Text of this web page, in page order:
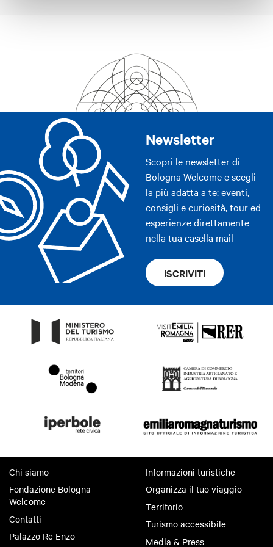
Newsletter
Scopri le newsletter di
Bologna Welcome e scegli
la più adatta a te: eventi,
consigli e curiosità, tour ed
esperienze direttamente
nella tua casella mail
ISCRIVITI
Chi siamo
Fondazione Bologna
Welcome
Contatti
Palazzo Re Enzo
Informazioni turistiche
Organizza il tuo viaggio
Territorio
Turismo accessibile
Media & Press